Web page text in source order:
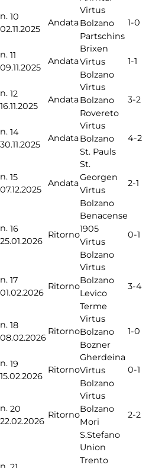
n. 10
02.11.2025
Andata
Virtus
Bolzano
Partschins
1-0
n. 11
09.11.2025
Andata
Brixen
Virtus
Bolzano
1-1
n. 12
16.11.2025
Andata
Virtus
Bolzano
Rovereto
3-2
n. 14
30.11.2025
Andata
Virtus
Bolzano
St. Pauls
4-2
n. 15
07.12.2025
Andata
St.
Georgen
Virtus
Bolzano
2-1
n. 16
25.01.2026
Ritorno
Benacense
1905
Virtus
Bolzano
0-1
n. 17
01.02.2026
Ritorno
Virtus
Bolzano
Levico
Terme
3-4
n. 18
08.02.2026
Ritorno
Virtus
Bolzano
Bozner
1-0
n. 19
15.02.2026
Ritorno
Gherdeina
Virtus
Bolzano
0-1
n. 20
22.02.2026
Ritorno
Virtus
Bolzano
Mori
S.Stefano
2-2
Union
Trento